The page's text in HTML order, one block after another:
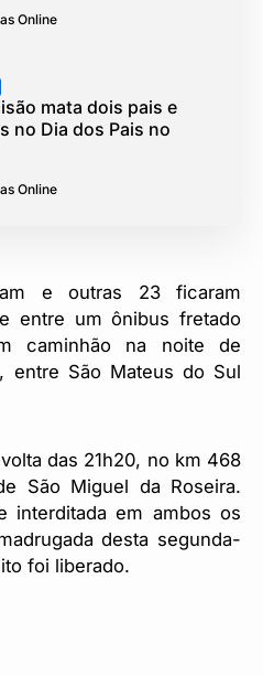
Online
mata dois pais e
no Dia dos Pais no
Online
e outras 23 ficaram
entre um ônibus fretado
caminhão na noite de
entre São Mateus do Sul
das 21h20, no km 468
São Miguel da Roseira.
interditada em ambos os
desta segunda-
foi liberado.